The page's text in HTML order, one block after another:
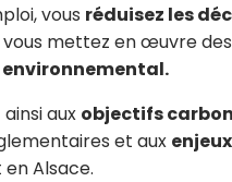
vous réduisez les
mettez en œuvre des
aux objectifs
et aux
Alsace.